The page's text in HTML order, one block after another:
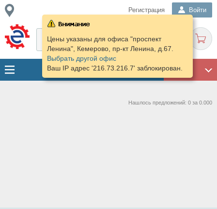
Регистрация Войти
ГАРАЖ
Цены указаны для офиса "проспект
Ленина", Кемерово, пр-кт Ленина, д.67.
Выбрать другой офис
Ваш IP адрес '216.73.216.7' заблокирован.
Нашлось предложений: 0 за 0.000